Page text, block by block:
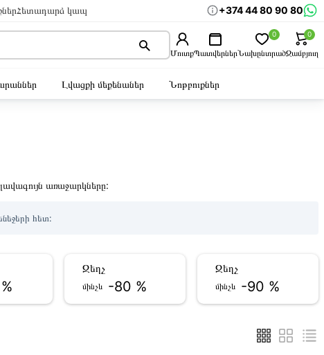
Հետադարձ կապ +374 44 80 90 80
ՄուտքՊատվերներՆախընտրած
0
Զամբյուղ
0
Լվացքի մեքենաներ Նոթբուքներ
առաջարկները:
հետ:
Զեղչ
մինչև -80 %
Զեղչ
մինչև -90 %